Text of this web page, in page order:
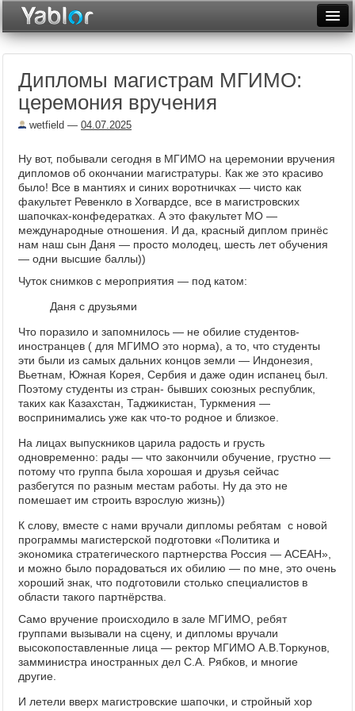
Неделя
Месяц
Архив
Фототоп
Видеотоп
Дипломы магистрам МГИМО:
церемония вручения
wetfield — 04.07.2025
Ну вот, побывали сегодня в МГИМО на церемонии вручения
дипломов об окончании магистратуры. Как же это красиво
было! Все в мантиях и синих воротничках — чисто как
факультет Ревенкло в Хогвардсе, все в магистровских
шапочках-конфедератках. А это факультет МО —
международные отношения. И да, красный диплом принёс
нам наш сын Даня — просто молодец, шесть лет обучения
— одни высшие баллы))
Чуток снимков с мероприятия — под катом:
Даня с друзьями
Что поразило и запомнилось — не обилие студентов-
иностранцев ( для МГИМО это норма), а то, что студенты
эти были из самых дальних концов земли — Индонезия,
Вьетнам, Южная Корея, Сербия и даже один испанец был.
Поэтому студенты из стран- бывших союзных республик,
таких как Казахстан, Таджикистан, Туркмения —
воспринимались уже как что-то родное и близкое.
На лицах выпускников царила радость и грусть
одновременно: рады — что закончили обучение, грустно —
потому что группа была хорошая и друзья сейчас
разбегутся по разным местам работы. Ну да это не
помешает им строить взрослую жизнь))
К слову, вместе с нами вручали дипломы ребятам с новой
программы магистерской подготовки «Политика и
экономика стратегического партнерства Россия — АСЕАН»,
и можно было порадоваться их обилию — по мне, это очень
хороший знак, что подготовили столько специалистов в
области такого партнёрства.
Само вручение происходило в зале МГИМО, ребят
группами вызывали на сцену, и дипломы вручали
высокопоставленные лица — ректор МГИМО А.В.Торкунов,
замминистра иностранных дел С.А. Рябков, и многие
другие.
И летели вверх магистровские шапочки, и стройный хор